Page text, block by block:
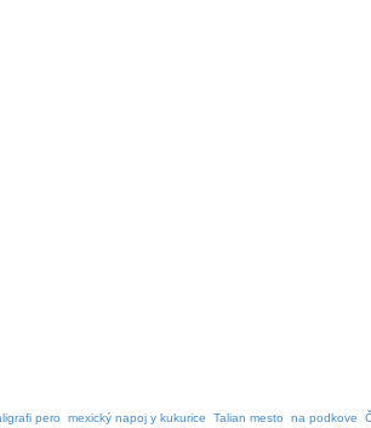
pero mexický napoj y kukurice Talian mesto na podkove